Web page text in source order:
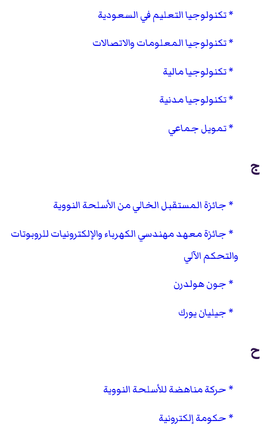
تكنولوجيا التعليم في السعودية
تكنولوجيا المعلومات والاتصالات
تكنولوجيا مالية
تكنولوجيا مدنية
تمويل جماعي
ج
جائزة المستقبل الخالي من الأسلحة النووية
جائزة معهد مهندسي الكهرباء والإلكترونيات للروبوتات
والتحكم الآلي
جون هولدرن
جيليان يورك
ح
حركة مناهضة للأسلحة النووية
حكومة إلكترونية